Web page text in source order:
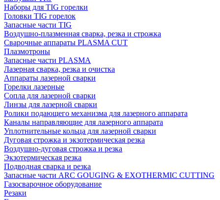
Наборы для TIG горелки
Головки TIG горелок
Запасные части TIG
Воздушно-плазменная сварка, резка и строжка
Сварочные аппараты PLASMA CUT
Плазмотроны
Запасные части PLASMA
Лазерная сварка, резка и очистка
Аппараты лазерной сварки
Горелки лазерные
Сопла для лазерной сварки
Линзы для лазерной сварки
Ролики подающего механизма для лазерного аппарата
Каналы направляющие для лазерного аппарата
Уплотнительные кольца для лазерной сварки
Дуговая строжка и экзотермическая резка
Воздушно-дуговая строжка и резка
Экзотермическая резка
Подводная сварка и резка
Запасные части ARC GOUGING & EXOTHERMIC CUTTING
Газосварочное оборудование
Резаки